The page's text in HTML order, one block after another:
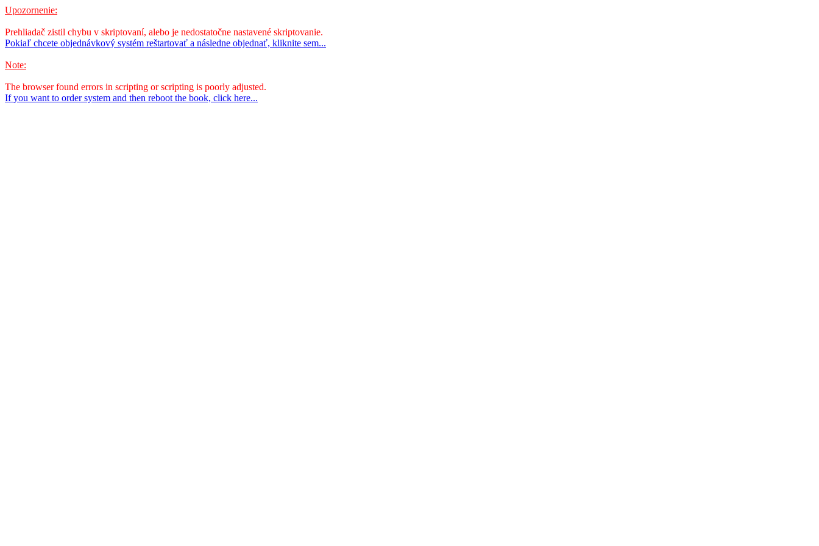
Upozornenie:
Prehliadač zistil chybu v skriptovaní, alebo je nedostatočne nastavené skriptovanie.
Pokiaľ chcete objednávkový systém reštartovať a následne objednať, kliknite sem...
Note:
The browser found errors in scripting or scripting is poorly adjusted.
If you want to order system and then reboot the book, click here...